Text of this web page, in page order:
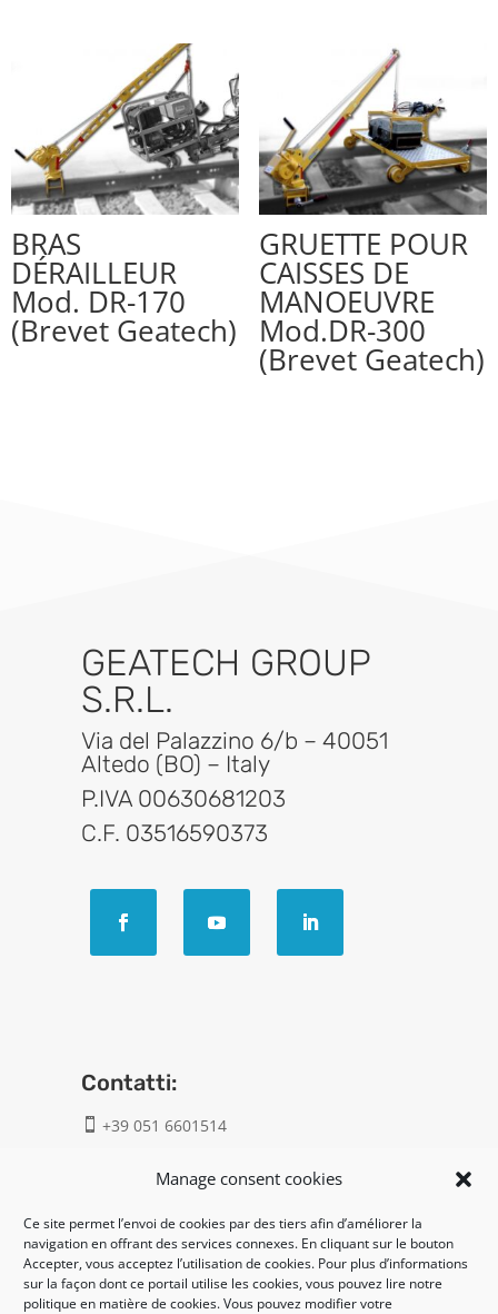
Manage consent cookies
Ce site permet l’envoi de cookies par des tiers afin d’améliorer la
navigation en offrant des services connexes. En cliquant sur le bouton
Accepter, vous acceptez l’utilisation de cookies. Pour plus d’informations
sur la façon dont ce portail utilise les cookies, vous pouvez lire notre
politique en matière de cookies. Vous pouvez modifier votre
BRAS
DÉRAILLEUR
Mod. DR-170
(Brevet Geatech)
GRUETTE POUR
CAISSES DE
MANOEUVRE
Mod.DR-300
(Brevet Geatech)
GEATECH GROUP
S.R.L.
Via del Palazzino 6/b – 40051
Altedo (BO) – Italy
P.IVA 00630681203
C.F. 03516590373
Contatti:
 +39 051 6601514
info@geatech.it
UNI EN ISO 9001: 2015
Legal: